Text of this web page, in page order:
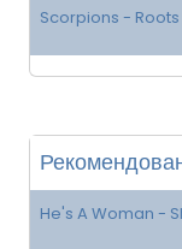
Scorpions - Roots
He's A Woman -